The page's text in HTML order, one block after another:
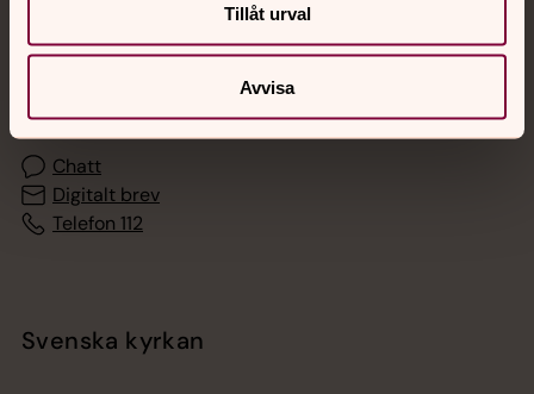
Tillåt urval
Avvisa
Jourhavande präst
med en präst på kvällar och nätter.
Chatt
Digitalt brev
Telefon 112
Svenska kyrkan